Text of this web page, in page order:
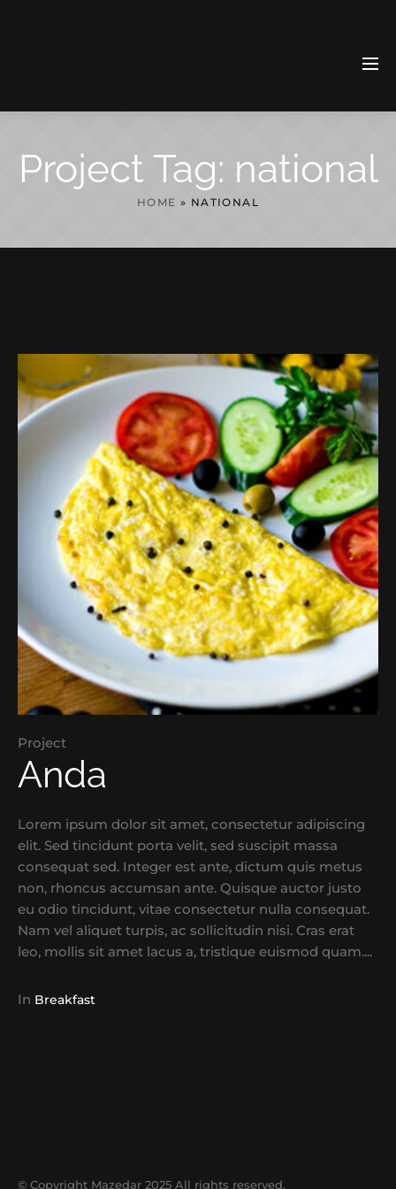
Project Tag: national
HOME » NATIONAL
Project
Anda
Lorem ipsum dolor sit amet, consectetur adipiscing
elit. Sed tincidunt porta velit, sed suscipit massa
consequat sed. Integer est ante, dictum quis metus
non, rhoncus accumsan ante. Quisque auctor justo
eu odio tincidunt, vitae consectetur nulla consequat.
Nam vel aliquet turpis, ac sollicitudin nisi. Cras erat
leo, mollis sit amet lacus a, tristique euismod quam....
In Breakfast
© Copyright Mazedar 2025 All rights reserved.